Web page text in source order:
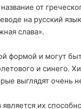
от
на русский
слава».
формой и могут
и синего.
выглядят очень
их